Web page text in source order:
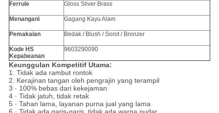
Ferrule
Gloss Sliver Brass
Menangani Gagang Kayu Alam
Pemakaian Bedak / Blush / Sorot / Bronzer
Kode HS
Kepabeanan
9603290090
Keunggulan Kompetitif Utama:
1. Tidak ada rambut rontok
2. Kerajinan tangan oleh pengrajin yang terampil
3 · 100% bebas dari kekejaman
4 · Tidak jatuh, tidak retak
5 · Tahan lama, layanan purna jual yang lama